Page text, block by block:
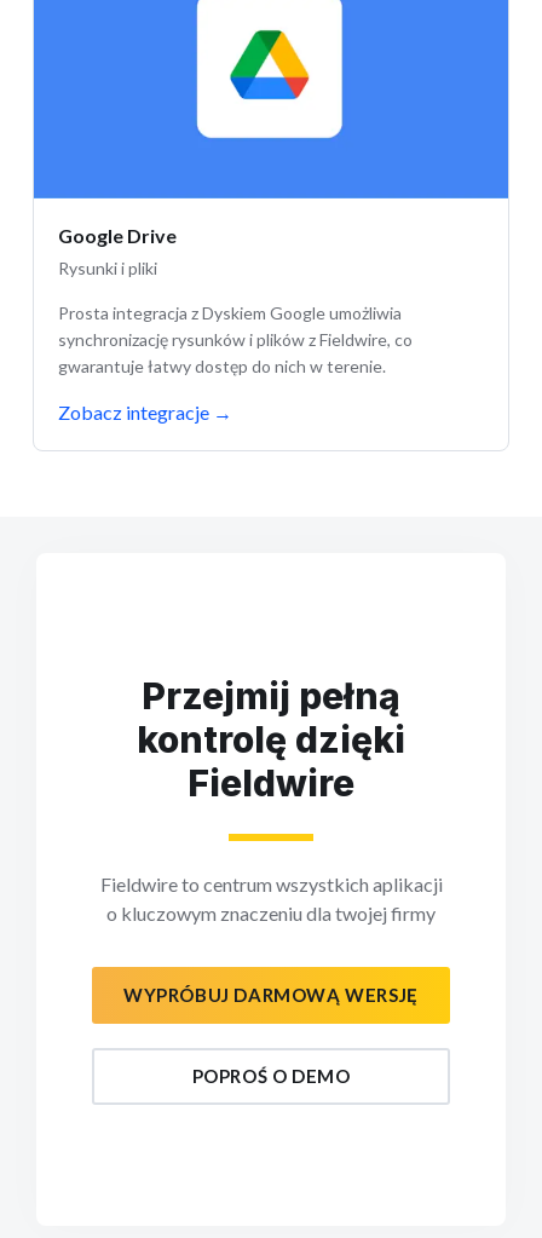
Google Drive
Rysunki i pliki
Prosta integracja z Dyskiem Google umożliwia
synchronizację rysunków i plików z Fieldwire, co
gwarantuje łatwy dostęp do nich w terenie.
Zobacz integracje →
Przejmij pełną
kontrolę dzięki
Fieldwire
Fieldwire to centrum wszystkich aplikacji
o kluczowym znaczeniu dla twojej firmy
WYPRÓBUJ DARMOWĄ WERSJĘ
POPROŚ O DEMO